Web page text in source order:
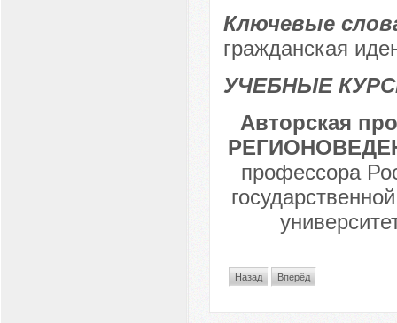
Ключевые
гражданская
УЧЕБНЫЕ
Авторская
профессора
Назад Вперёд